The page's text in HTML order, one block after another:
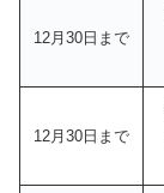
12月30日まで
12月30日まで